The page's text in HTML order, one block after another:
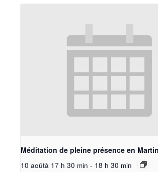
Méditation de pleine présence en
10 aoûtà 17 h 30 min - 18 h 30 min